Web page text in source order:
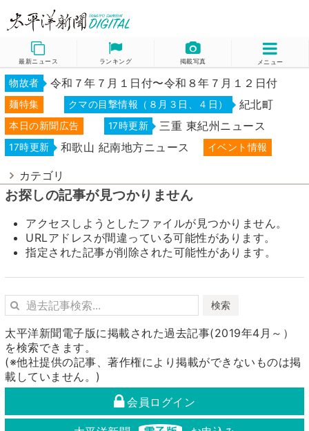
最新ニュース ランキング 掲載写真 メニュー
物故者 令和７年７月１日付〜令和８年７月１２日付
麺特集 クマの目撃情報（８月３日、４日） 紀北町
本日の新聞広告 17時更新 三重 東紀州ニュース
17時更新 和歌山 紀南地方ニュース イベント情報
カテゴリ
お探しの記事が見つかりません
アクセスしようとしたファイルが見つかりません。
URLアドレスが間違っている可能性があります。
指定された記事が削除された可能性があります。
検索
太平洋新聞電子版に掲載された過去記事(2019年4月～）
を検索できます。
(※他社提供の記事、著作権により掲載ができないものは掲
載していません。)
会員ログイン